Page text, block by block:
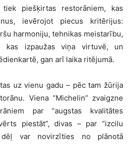
tiek piešķirtas restorāniem, kas
ievērojot piecus kritērijus:
harmoniju, tehnikas meistarību,
kas izpaužas viņa virtuvē, un
gan arī laika ritējumā.
uz vienu gadu – pēc tam žūrija
Viena “Michelin” zvaigzne
par “augstas kvalitātes
piestāt”, divas – par “izcilu
dēļ var novirzīties no plānotā